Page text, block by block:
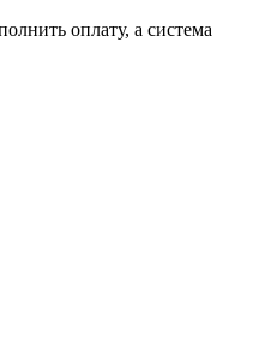
оплату, а система